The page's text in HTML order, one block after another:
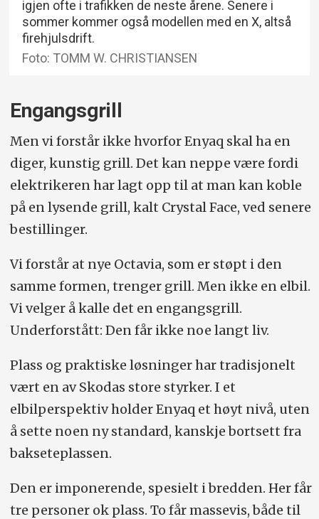
igjen ofte i trafikken de neste årene. Senere i
sommer kommer også modellen med en X, altså
firehjulsdrift.
Foto: TOMM W. CHRISTIANSEN
Engangsgrill
Men vi forstår ikke hvorfor Enyaq skal ha en
diger, kunstig grill. Det kan neppe være fordi
elektrikeren har lagt opp til at man kan koble
på en lysende grill, kalt Crystal Face, ved senere
bestillinger.
Vi forstår at nye Octavia, som er støpt i den
samme formen, trenger grill. Men ikke en elbil.
Vi velger å kalle det en engangsgrill.
Underforstått: Den får ikke noe langt liv.
Plass og praktiske løsninger har tradisjonelt
vært en av Skodas store styrker. I et
elbilperspektiv holder Enyaq et høyt nivå, uten
å sette noen ny standard, kanskje bortsett fra
bakseteplassen.
Den er imponerende, spesielt i bredden. Her får
tre personer ok plass. To får massevis, både til